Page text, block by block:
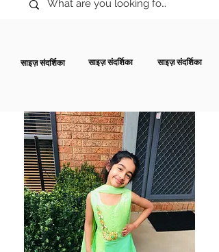
साइज़ संदर्शिका साइज़ संदर्शिका साइज़ संदर्शिका